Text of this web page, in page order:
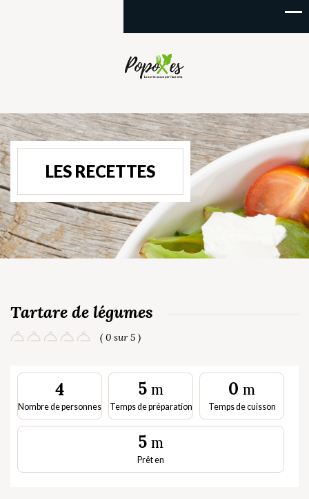
LES RECETTES
Tartare de légumes
( 0 sur 5 )
4
Nombre de personnes
5m
Temps de préparation
0m
Temps de cuisson
5m
Prêt en